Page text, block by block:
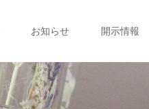
お知らせ 開示情報